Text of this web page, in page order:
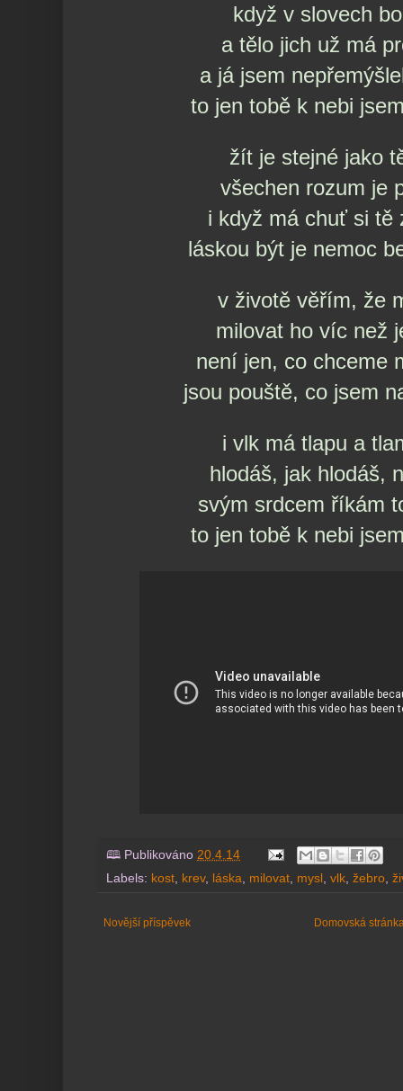
když v slovech
a tělo jich už má
a já jsem
to jen tobě k nebi
žít je stejné jako
všechen rozum je
i když má chuť si tě
láskou být je nemoc
v životě věřím, že
milovat ho víc než
není jen, co chceme
jsou pouště, co jsem
i vlk má tlapu a
hlodáš, jak hlodáš,
svým srdcem říkám
to jen tobě k nebi
🕮 Publikováno 20.4.14
Labels: kost, krev, láska, milovat, mysl , vlk, žebro,
Novější příspěvek Domovská